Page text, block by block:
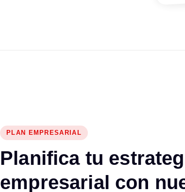
PLAN EMPRESARIAL
Planifica tu estrateg
empresarial con nu